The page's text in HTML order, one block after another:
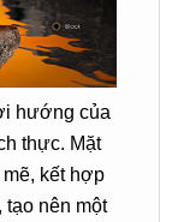
hướng của
thực. Mặt
kết hợp
nên một